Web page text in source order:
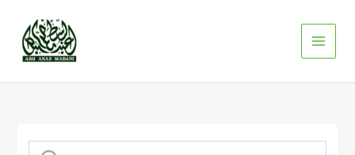
content